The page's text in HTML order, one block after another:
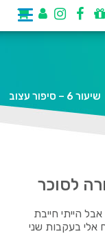
שיעור 6 – סיפור עצוב
הייתי חייבת
בעקבות שני